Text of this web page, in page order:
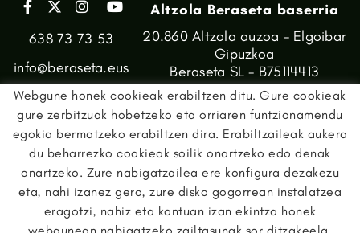
638 73 73 53
info@beraseta.eus
Altzola Beraseta baserria
20.860 Altzola auzoa - Elgoibar
Gipuzkoa
Beraseta SL - B75114413
Webgune honek cookieak erabiltzen ditu. Gure cookieak
gure zerbitzuak hobetzeko eta orriaren funtzionamendu
egokia bermatzeko erabiltzen dira. Erabiltzaileak aukera
du beharrezko cookieak soilik onartzeko edo denak
onartzeko. Zure nabigatzailea ere konfigura dezakezu
eta, nahi izanez gero, zure disko gogorrean instalatzea
eragotzi, nahiz eta kontuan izan ekintza honek